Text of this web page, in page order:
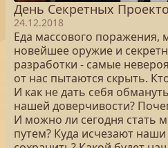
День Секретных
24.12.2018
Еда массового поражения,
новейшее оружие и
разработки - самые
от нас пытаются скрыть.
И как не дать себя
нашей доверчивости?
И можно ли сегодня стать
путем? Куда исчезают наши